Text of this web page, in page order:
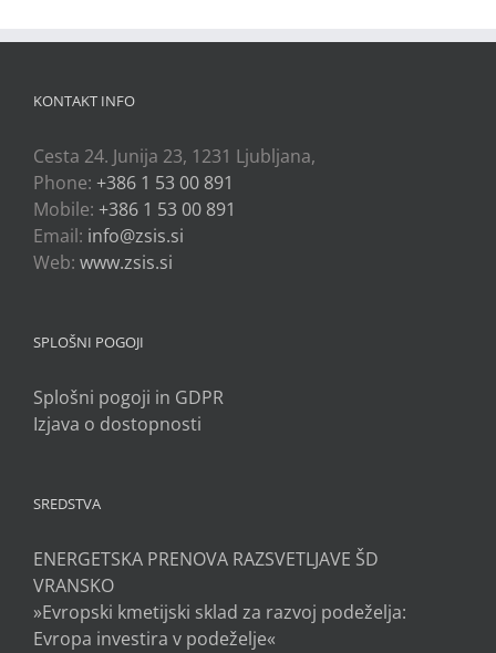
KONTAKT INFO
Cesta 24. Junija 23, 1231 Ljubljana,
Phone: +386 1 53 00 891
Mobile: +386 1 53 00 891
Email: info@zsis.si
Web: www.zsis.si
SPLOŠNI POGOJI
Splošni pogoji in GDPR
Izjava o dostopnosti
SREDSTVA
ENERGETSKA PRENOVA RAZSVETLJAVE ŠD
VRANSKO
»Evropski kmetijski sklad za razvoj podeželja:
Evropa investira v podeželje«